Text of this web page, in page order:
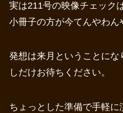
実は211号の映像チェック
小冊子の方が今てんやわん
発想は来月ということに
しだけお待ちください。
ちょっとした準備で手軽に